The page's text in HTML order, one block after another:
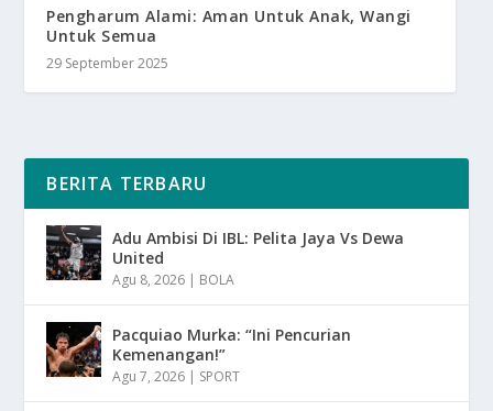
Pengharum Alami: Aman Untuk Anak, Wangi
Untuk Semua
29 September 2025
BERITA TERBARU
Adu Ambisi Di IBL: Pelita Jaya Vs Dewa
United
Agu 8, 2026 | BOLA
Pacquiao Murka: “Ini Pencurian
Kemenangan!”
Agu 7, 2026 | SPORT